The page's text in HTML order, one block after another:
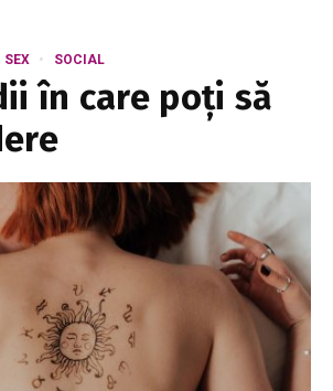
SEX SOCIAL
în care poți să